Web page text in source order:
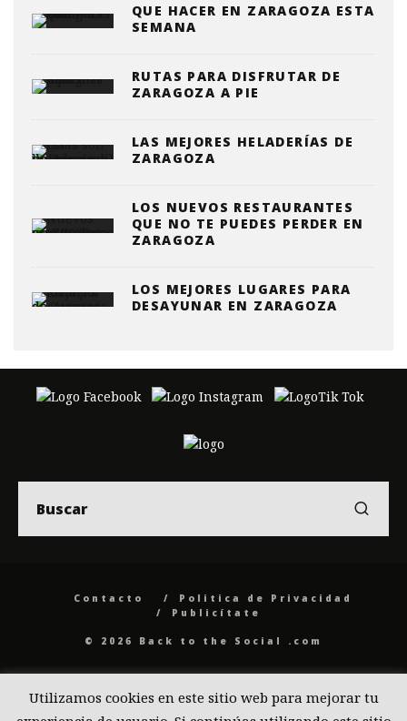
QUE HACER EN ZARAGOZA ESTA
SEMANA
RUTAS PARA DISFRUTAR DE
ZARAGOZA A PIE
LAS MEJORES HELADERÍAS DE
ZARAGOZA
LOS NUEVOS RESTAURANTES
QUE NO TE PUEDES PERDER EN
ZARAGOZA
LOS MEJORES LUGARES PARA
DESAYUNAR EN ZARAGOZA
Contacto
Politica de Privacidad
Publicítate
© 2026 Back to the Social .com
Utilizamos cookies en este sitio web para mejorar tu